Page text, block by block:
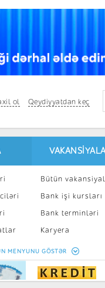
ol Qeydiyyatdan keç
Bütün
Bank işi kursları
Bank terminləri
Karyera
Peşakar inkişaf
MENYUNU GÖSTƏR